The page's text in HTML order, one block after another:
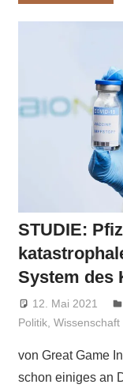
STUDIE:
System des
12. Mai 2021
Politik,
von Great Game
schon einiges an